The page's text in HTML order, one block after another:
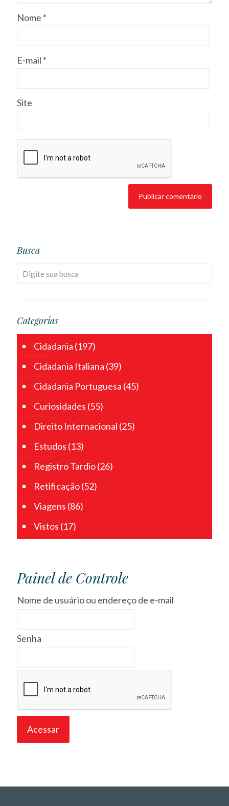
Nome *
E-mail *
Site
Busca
Categorias
Cidadania (197)
Cidadania Italiana (39)
Cidadania Portuguesa (45)
Curiosidades (55)
Direito Internacional (25)
Estudos (13)
Registro Tardio(26)
Retificação(52)
Viagens (86)
Vistos (17)
Painel de Controle
Nome de usuário ou endereço de e-mail
Senha